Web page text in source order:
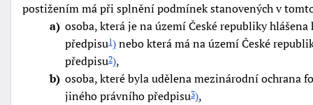
postižením má při splnění podmínek stanovených v
a osoba, která je na území České republiky
předpisu1)nebo která má na území České
předpisu2),
b osoba, které byla udělena mezinárodní ochrana
jiného právního předpisu3),
náhrady